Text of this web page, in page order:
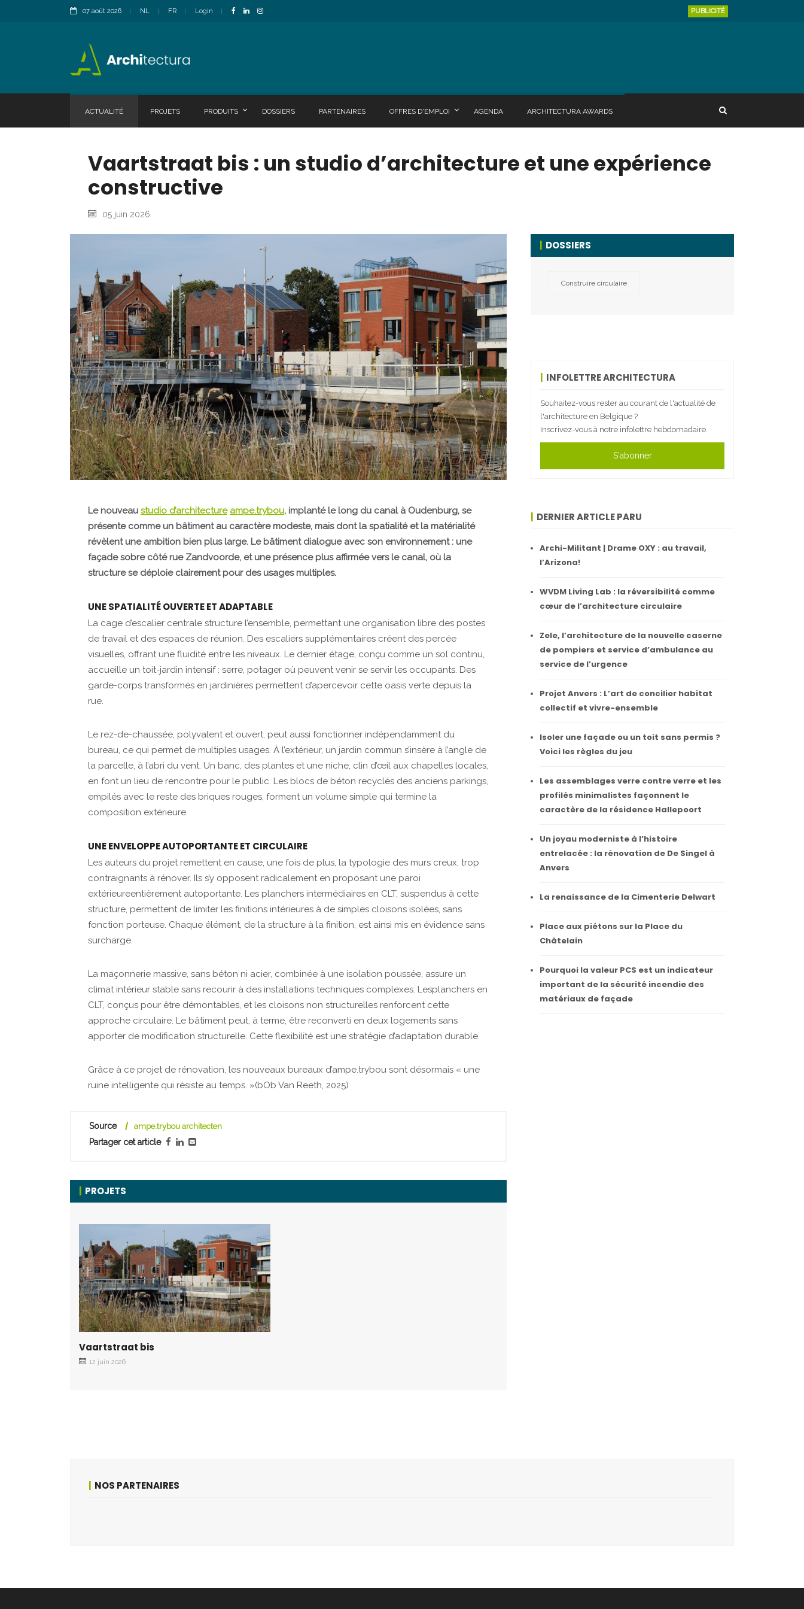
07 août 2026 NL FR Login PUBLICITÉ
ACTUALITÉ PROJETS PRODUITS DOSSIERS PARTENAIRES OFFRES D'EMPLOI AGENDA ARCHITECTURA AWARDS
Vaartstraat bis : un studio d’architecture et une expérience
constructive
05 juin 2026
Le nouveau studio d’architecture ampe.trybou, implanté le long du canal à Oudenburg, se
présente comme un bâtiment au caractère modeste, mais dont la spatialité et la matérialité
révèlent une ambition bien plus large. Le bâtiment dialogue avec son environnement : une
façade sobre côté rue Zandvoorde, et une présence plus affirmée vers le canal, où la
structure se déploie clairement pour des usages multiples.
UNE SPATIALITÉ OUVERTE ET ADAPTABLE
La cage d’escalier centrale structure l’ensemble, permettant une organisation libre des postes
de travail et des espaces de réunion. Des escaliers supplémentaires créent des percée
visuelles, offrant une fluidité entre les niveaux. Le dernier étage, conçu comme un sol continu,
accueille un toit-jardin intensif : serre, potager où peuvent venir se servir les occupants. Des
garde-corps transformés en jardinières permettent d’apercevoir cette oasis verte depuis la
rue.
Le rez-de-chaussée, polyvalent et ouvert, peut aussi fonctionner indépendamment du
bureau, ce qui permet de multiples usages. À l’extérieur, un jardin commun s’insère à l’angle de
la parcelle, à l’abri du vent. Un banc, des plantes et une niche, clin d’œil aux chapelles locales,
en font un lieu de rencontre pour le public. Les blocs de béton recyclés des anciens parkings,
empilés avec le reste des briques rouges, forment un volume simple qui termine la
composition extérieure.
UNE ENVELOPPE AUTOPORTANTE ET CIRCULAIRE
Les auteurs du projet remettent en cause, une fois de plus, la typologie des murs creux, trop
contraignants à rénover. Ils s’y opposent radicalement en proposant une paroi
extérieureentièrement autoportante. Les planchers intermédiaires en CLT, suspendus à cette
structure, permettent de limiter les finitions intérieures à de simples cloisons isolées, sans
fonction porteuse. Chaque élément, de la structure à la finition, est ainsi mis en évidence sans
surcharge.
La maçonnerie massive, sans béton ni acier, combinée à une isolation poussée, assure un
climat intérieur stable sans recourir à des installations techniques complexes. Lesplanchers en
CLT, conçus pour être démontables, et les cloisons non structurelles renforcent cette
approche circulaire. Le bâtiment peut, à terme, être reconverti en deux logements sans
apporter de modification structurelle. Cette flexibilité est une stratégie d’adaptation durable.
Grâce à ce projet de rénovation, les nouveaux bureaux d’ampe.trybou sont désormais « une
ruine intelligente qui résiste au temps. »(bOb Van Reeth, 2025)
Source ampe.trybou architecten
Partager cet article
PROJETS
Vaartstraat bis
12 juin 2026
DOSSIERS
Construire circulaire
INFOLETTRE ARCHITECTURA
Souhaitez-vous rester au courant de l'actualité de
l'architecture en Belgique ?
Inscrivez-vous à notre infolettre hebdomadaire.
S'abonner
DERNIER ARTICLE PARU
Archi-Militant | Drame OXY : au travail,
l’Arizona!
WVDM Living Lab : la réversibilité comme
cœur de l’architecture circulaire
Zele, l’architecture de la nouvelle caserne
de pompiers et service d’ambulance au
service de l’urgence
Projet Anvers : L’art de concilier habitat
collectif et vivre-ensemble
Isoler une façade ou un toit sans permis ?
Voici les règles du jeu
Les assemblages verre contre verre et les
profilés minimalistes façonnent le
caractère de la résidence Hallepoort
Un joyau moderniste à l’histoire
entrelacée : la rénovation de De Singel à
Anvers
La renaissance de la Cimenterie Delwart
Place aux piétons sur la Place du
Châtelain
Pourquoi la valeur PCS est un indicateur
important de la sécurité incendie des
matériaux de façade
NOS PARTENAIRES